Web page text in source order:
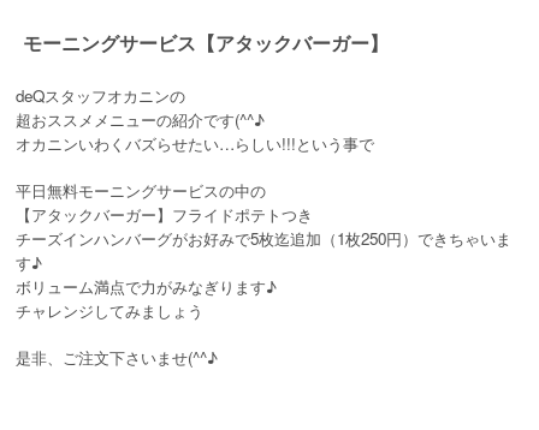
モーニングサービス【アタックバーガー】
deQスタッフオカニンの
超おススメメニューの紹介です(^^♪
オカニンいわくバズらせたい…らしい!!!という事で
平日無料モーニングサービスの中の
【アタックバーガー】フライドポテトつき
チーズインハンバーグがお好みで5枚迄追加（1枚250円）できちゃいま
す♪
ボリューム満点で力がみなぎります♪
チャレンジしてみましょう
是非、ご注文下さいませ(^^♪